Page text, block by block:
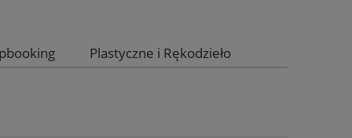
Plastyczne i Rękodzieło